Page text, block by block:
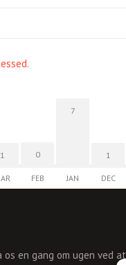
1 0
FEB
7
JAN
1
DEC
en gang om ugen ved at